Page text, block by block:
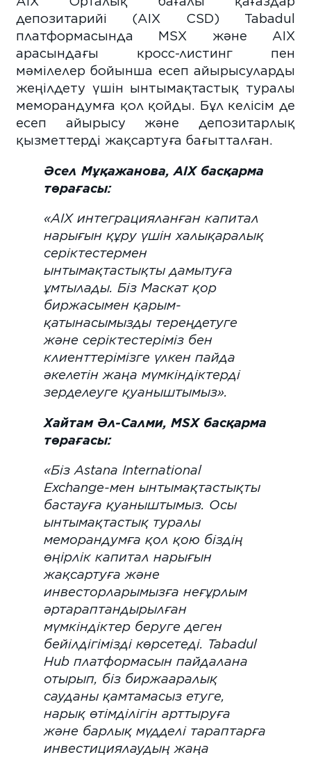
депозитарийі (AIX CSD) Tabadul
платформасында MSX және AIX
арасындағы кросс-листинг пен
мәмілелер бойынша есеп айырысуларды
жеңілдету үшін ынтымақтастық туралы
меморандумға қол қойды. Бұл келісім де
есеп айырысу және депозитарлық
қызметтерді жақсартуға бағытталған.
Әсел Мұқажанова, AIX басқарма
төрағасы:
«AIX интеграцияланған капитал
нарығын құру үшін халықаралық
серіктестермен
ынтымақтастықты дамытуға
ұмтылады. Біз Маскат қор
биржасымен қарым-
қатынасымызды тереңдетуге
және серіктестеріміз бен
клиенттерімізге үлкен пайда
әкелетін жаңа мүмкіндіктерді
зерделеуге қуаныштымыз».
Хайтам Әл-Салми, MSX басқарма
төрағасы:
«Біз Astana International
Exchange-мен ынтымақтастықты
бастауға қуаныштымыз. Осы
ынтымақтастық туралы
меморандумға қол қою біздің
өңірлік капитал нарығын
жақсартуға және
инвесторларымызға неғұрлым
әртараптандырылған
мүмкіндіктер беруге деген
бейілдігімізді көрсетеді. Tabadul
Hub платформасын пайдалана
отырып, біз биржааралық
сауданы қамтамасыз етуге,
нарық өтімділігін арттыруға
және барлық мүдделі тараптарға
инвестициялаудың жаңа